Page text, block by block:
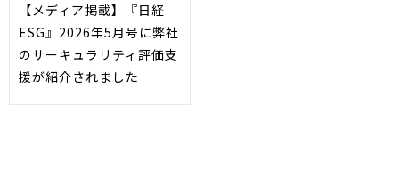
【メディア掲載】『日経
ESG』2026年5月号に弊社
のサーキュラリティ評価支
援が紹介されました